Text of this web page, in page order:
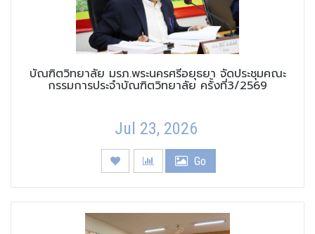
บัณฑิตวิทยาลัย มรภ.พระนครศรีอยุธยา จัดประชุมคณะ
กรรมการประจำบัณฑิตวิทยาลัย ครั้งที่3/2569
Jul 23, 2026
Go